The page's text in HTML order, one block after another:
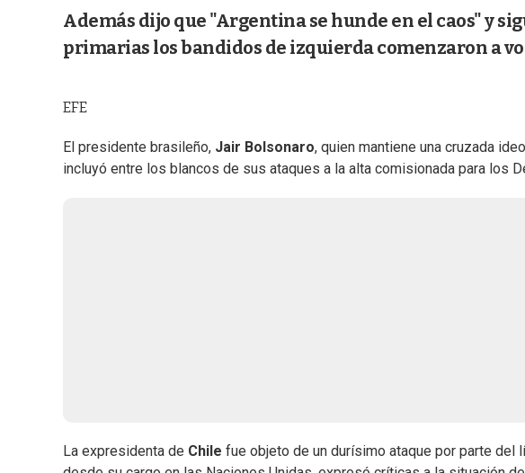
Además dijo que "Argentina se hunde en el caos" y
primarias los bandidos de izquierda comenzaron a
EFE
El presidente brasileño, Jair Bolsonaro, quien mantiene una cruzada
incluyó entre los blancos de sus ataques a la alta comisionada para los
La expresidenta de Chile fue objeto de un durísimo ataque por parte del